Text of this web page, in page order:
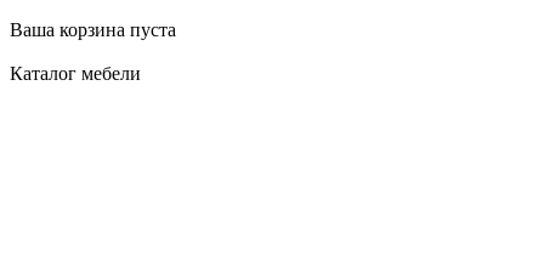
Ваша корзина пуста
Каталог мебели